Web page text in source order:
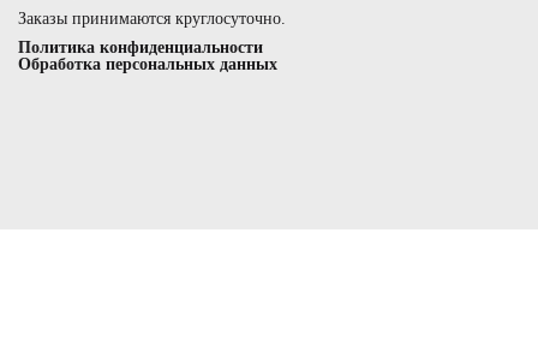
Заказы принимаются круглосуточно.
Политика конфиденциальности
Обработка персональных данных